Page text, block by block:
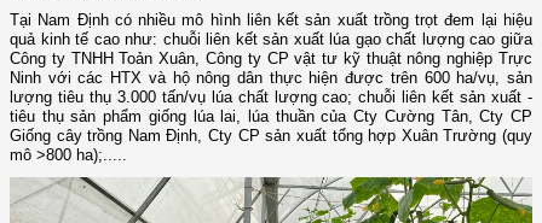
Tại Nam Định có nhiều mô hình liên kết sản xuất trồng trọt đem lại hiệu
quả kinh tế cao như: chuỗi liên kết sản xuất lúa gạo chất lượng cao giữa
Công ty TNHH Toản Xuân, Công ty CP vật tư kỹ thuật nông nghiệp Trực
Ninh với các HTX và hộ nông dân thực hiện được trên 600 ha/vụ, sản
lượng tiêu thụ 3.000 tấn/vụ lúa chất lượng cao; chuỗi liên kết sản xuất -
tiêu thụ sản phẩm giống lúa lai, lúa thuần của Cty Cường Tân, Cty CP
Giống cây trồng Nam Định, Cty CP sản xuất tổng hợp Xuân Trường (quy
mô >800 ha);.....